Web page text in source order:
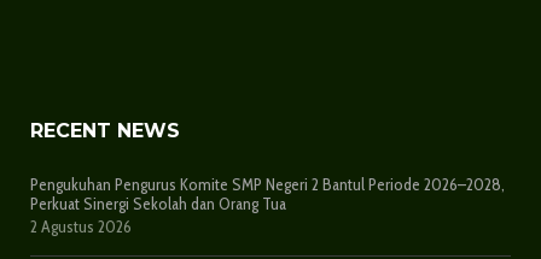
RECENT NEWS
Pengukuhan Pengurus Komite SMP Negeri 2 Bantul Periode 2026–2028,
Perkuat Sinergi Sekolah dan Orang Tua
2 Agustus 2026